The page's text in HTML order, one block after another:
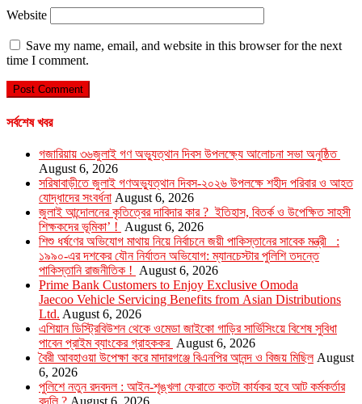
Website
Save my name, email, and website in this browser for the next
time I comment.
সর্বশেষ খবর
গজারিয়ায় ৩৬জুলাই গণ অভ্যুত্থান দিবস উপলক্ষ্যে আলোচনা সভা অনুষ্ঠিত
August 6, 2026
সরিষাবাড়ীতে জুলাই গণঅভ্যুত্থান দিবস-২০২৬ উপলক্ষে শহীদ পরিবার ও আহত
যোদ্ধাদের সংবর্ধনা August 6, 2026
জুলাই আন্দোলনের কৃতিত্বের দাবিদার কার ? ইতিহাস, বিতর্ক ও উপেক্ষিত সাহসী
শিক্ষকদের ভূমিকা’ ! August 6, 2026
শিশু ধর্ষণের অভিযোগ মাথায় নিয়ে নির্বাচনে জয়ী পাকিস্তানের সাবেক মন্ত্রী :
১৯৯০-এর দশকের যৌন নির্যাতন অভিযোগ: ম্যানচেস্টার পুলিশি তদন্তে
পাকিস্তানি রাজনীতিক ! August 6, 2026
Prime Bank Customers to Enjoy Exclusive Omoda
Jaecoo Vehicle Servicing Benefits from Asian Distributions
Ltd. August 6, 2026
এশিয়ান ডিস্ট্রিবিউশন থেকে ওমেডা জাইকো গাড়ির সার্ভিসিংয়ে বিশেষ সুবিধা
পাবেন প্রাইম ব্যাংকের গ্রাহককর August 6, 2026
বৈরী আবহাওয়া উপেক্ষা করে মাদারগঞ্জে বিএনপির আনন্দ ও বিজয় মিছিল August
6, 2026
পুলিশে নতুন রদবদল : আইন-শৃঙ্খলা ফেরাতে কতটা কার্যকর হবে আট কর্মকর্তার
বদলি ? August 6, 2026